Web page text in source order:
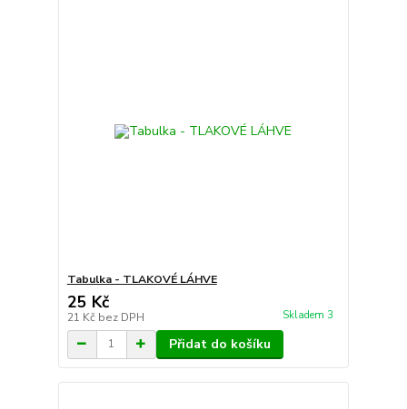
Tabulka - TLAKOVÉ LÁHVE
25 Kč
21 Kč bez DPH Skladem 3
Přidat do košíku